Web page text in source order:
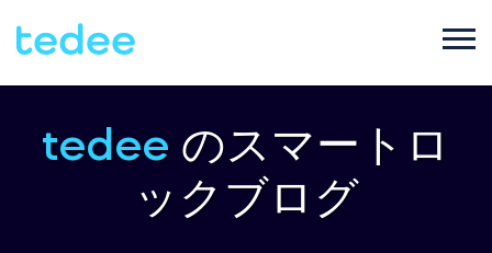
ご利用シーン
tedee のスマートロ
ックブログ